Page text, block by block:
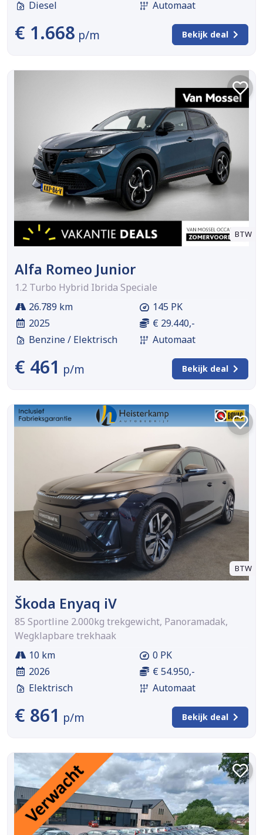
Diesel Automaat
€ 1.668 p/m Bekijk deal
BTW
Alfa Romeo Junior
1.2 Turbo Hybrid Ibrida Speciale
26.789 km
2025
Benzine / Elektrisch
145 PK
€ 29.440,-
Automaat
€ 461 p/m Bekijk deal
BTW
Škoda Enyaq iV
85 Sportline 2.000kg trekgewicht, Panoramadak,
Wegklapbare trekhaak
10 km
2026
Elektrisch
0 PK
€ 54.950,-
Automaat
€ 861 p/m Bekijk deal